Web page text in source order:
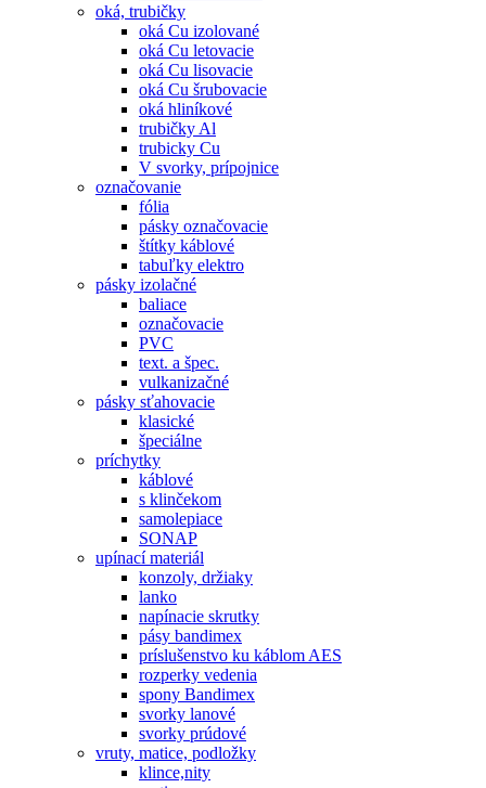
oká, trubičky
oká Cu izolované
oká Cu letovacie
oká Cu lisovacie
oká Cu šrubovacie
oká hliníkové
trubičky Al
trubicky Cu
V svorky, prípojnice
označovanie
fólia
pásky označovacie
štítky káblové
tabuľky elektro
pásky izolačné
baliace
označovacie
PVC
text. a špec.
vulkanizačné
pásky sťahovacie
klasické
špeciálne
príchytky
káblové
s klinčekom
samolepiace
SONAP
upínací materiál
konzoly, držiaky
lanko
napínacie skrutky
pásy bandimex
príslušenstvo ku káblom AES
rozperky vedenia
spony Bandimex
svorky lanové
svorky prúdové
vruty, matice, podložky
klince,nity